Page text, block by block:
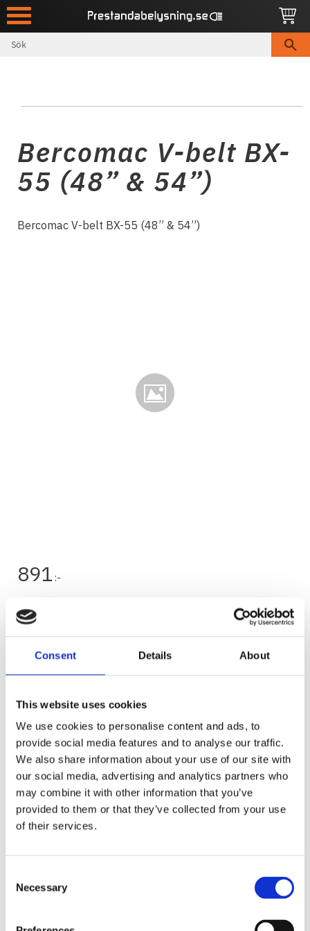
Consent Details About
This website uses cookies
We use cookies to personalise content and ads, to
provide social media features and to analyse our traffic.
We also share information about your use of our site with
our social media, advertising and analytics partners who
may combine it with other information that you’ve
provided to them or that they’ve collected from your use
of their services.
Selection
Necessary
Meny
Bercomac V-belt BX-
55 (48” & 54”)
Bercomac V-belt BX-55 (48” & 54”)
891 :-
Lagerstatus
Utgått
Artikelnr
BER106110
Visa alla produkter från Bercomac
Ge ett omdöme!
Bercomac V-belt BX-55 (48” & 54”)
Dela med dig
Facebook